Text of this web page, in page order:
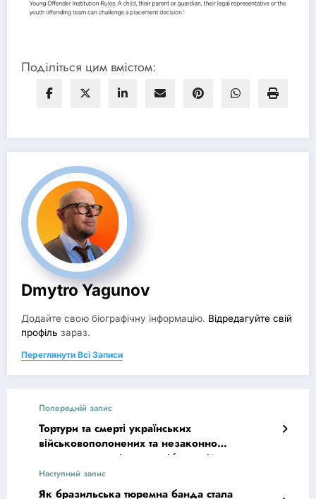
Поділіться цим вмістом:
Dmytro Yagunov
Додайте свою біографічну інформацію. Відредагуйте свій
профіль зараз.
Переглянути Всі Записи
Попередній запис
Тортури та смерті українських
військовополонених та незаконно
затриманих цивільних осіб у російському
полоні
Наступний запис
Як бразильська тюремна банда стала